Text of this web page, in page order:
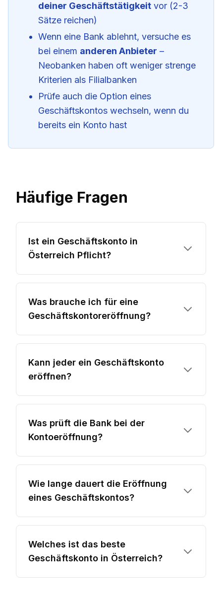
deiner Geschäftstätigkeit vor (2-3
Sätze reichen)
Wenn eine Bank ablehnt, versuche es
bei einem anderen Anbieter –
Neobanken haben oft weniger strenge
Kriterien als Filialbanken
Prüfe auch die Option eines
Geschäftskontos wechseln, wenn du
bereits ein Konto hast
Häufige Fragen
Ist ein Geschäftskonto in
Österreich Pflicht?
Was brauche ich für eine
Geschäftskontoreröffnung?
Kann jeder ein Geschäftskonto
eröffnen?
Was prüft die Bank bei der
Kontoeröffnung?
Wie lange dauert die Eröffnung
eines Geschäftskontos?
Welches ist das beste
Geschäftskonto in Österreich?